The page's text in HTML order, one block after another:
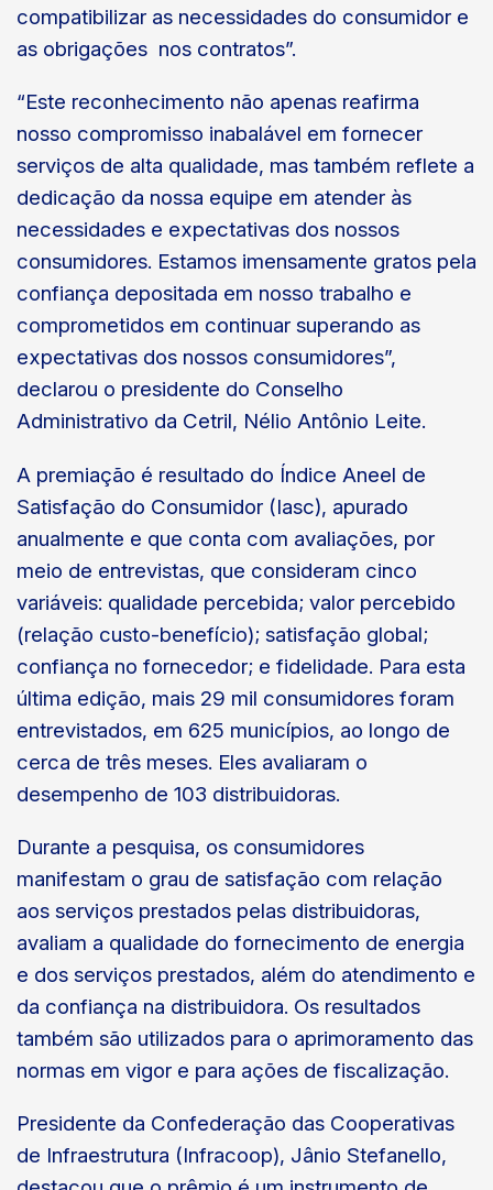
compatibilizar as necessidades do consumidor e
as obrigações nos contratos”.
“Este reconhecimento não apenas reafirma
nosso compromisso inabalável em fornecer
serviços de alta qualidade, mas também reflete a
dedicação da nossa equipe em atender às
necessidades e expectativas dos nossos
consumidores. Estamos imensamente gratos pela
confiança depositada em nosso trabalho e
comprometidos em continuar superando as
expectativas dos nossos consumidores”,
declarou o presidente do Conselho
Administrativo da Cetril, Nélio Antônio Leite.
A premiação é resultado do Índice Aneel de
Satisfação do Consumidor (Iasc), apurado
anualmente e que conta com avaliações, por
meio de entrevistas, que consideram cinco
variáveis: qualidade percebida; valor percebido
(relação custo-benefício); satisfação global;
confiança no fornecedor; e fidelidade. Para esta
última edição, mais 29 mil consumidores foram
entrevistados, em 625 municípios, ao longo de
cerca de três meses. Eles avaliaram o
desempenho de 103 distribuidoras.
Durante a pesquisa, os consumidores
manifestam o grau de satisfação com relação
aos serviços prestados pelas distribuidoras,
avaliam a qualidade do fornecimento de energia
e dos serviços prestados, além do atendimento e
da confiança na distribuidora. Os resultados
também são utilizados para o aprimoramento das
normas em vigor e para ações de fiscalização.
Presidente da Confederação das Cooperativas
de Infraestrutura (Infracoop), Jânio Stefanello,